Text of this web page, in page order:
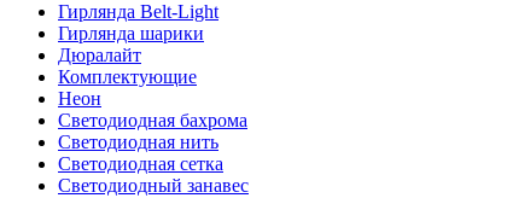
Гирлянда Belt-Light
Гирлянда шарики
Дюралайт
Комплектующие
Неон
Светодиодная бахрома
Светодиодная нить
Светодиодная сетка
Светодиодный занавес